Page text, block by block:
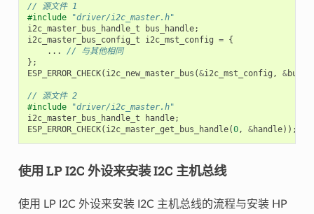
// 源文件 1
#include
"driver/i2c_master.h"
i2c_master_bus_handle_t
bus_handle;
i2c_master_bus_config_t
i2c_mst_config = {
...
// 与其他相同
};
ESP_ERROR_CHECK( i2c_new_master_bus (&i2c_mst_config , &
// 源文件 2
#include
"driver/i2c_master.h"
i2c_master_bus_handle_t
handle;
ESP_ERROR_CHECK( i2c_master_get_bus_handle(0, &handle));
使用 LP I2C 外设来安装 I2C 主机总线
使用 LP I2C 外设来安装 I2C 主机总线的流程与安装 HP